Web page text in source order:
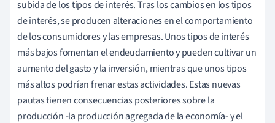
subida de los tipos de interés. Tras los cambios en los tipos
de interés, se producen alteraciones en el comportamiento
de los consumidores y las empresas. Unos tipos de interés
más bajos fomentan el endeudamiento y pueden cultivar un
aumento del gasto y la inversión, mientras que unos tipos
más altos podrían frenar estas actividades. Estas nuevas
pautas tienen consecuencias posteriores sobre la
producción -la producción agregada de la economía- y el